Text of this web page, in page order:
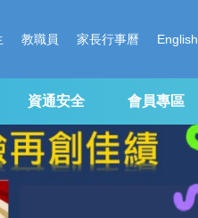
資通安全 會員專區
教職員 家長行事曆 English